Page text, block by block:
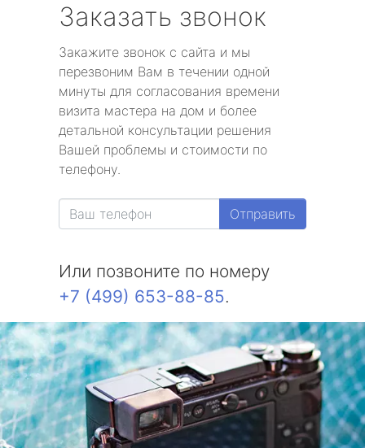
Заказать звонок
Закажите звонок с сайта и мы
перезвоним Вам в течении одной
минуты для согласования времени
визита мастера на дом и более
детальной консультации решения
Вашей проблемы и стоимости по
телефону.
Отправить
Или позвоните по номеру
+7 (499) 653-88-85.